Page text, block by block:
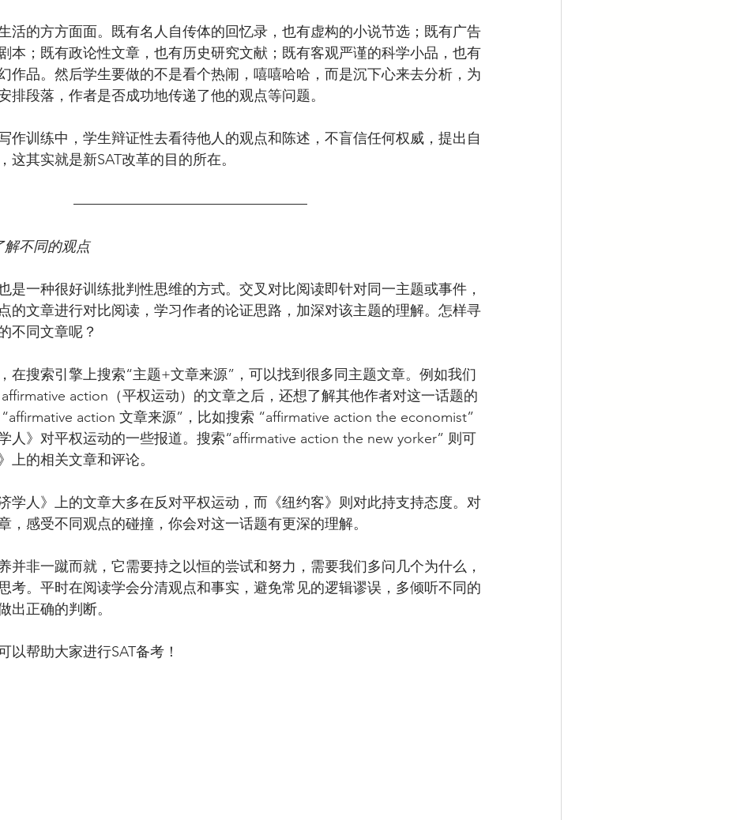
活的方方面面。既有名人自传体的回忆录，也有虚构的小说节选；既有广告
本；既有政论性文章，也有历史研究文献；既有客观严谨的科学小品，也有
作品。然后学生要做的不是看个热闹，嘻嘻哈哈，而是沉下心来去分析，为
排段落，作者是否成功地传递了他的观点等问题。
作训练中，学生辩证性去看待他人的观点和陈述，不盲信任何权威，提出自
这其实就是新SAT改革的目的所在。
解不同的观点
是一种很好训练批判性思维的方式。交叉对比阅读即针对同一主题或事件，
的文章进行对比阅读，学习作者的论证思路，加深对该主题的理解。怎样寻
不同文章呢？
在搜索引擎上搜索“主题+文章来源”，可以找到很多同主题文章。例如我们
action（平权运动）的文章之后，还想了解其他作者对这一话题的
action 文章来源”，比如搜索 “affirmative action the economist”
人》对平权运动的一些报道。搜索“affirmative action the new yorker” 则可
上的相关文章和评论。
学人》上的文章大多在反对平权运动，而《纽约客》则对此持支持态度。对
，感受不同观点的碰撞，你会对这一话题有更深的理解。
并非一蹴而就，它需要持之以恒的尝试和努力，需要我们多问几个为什么，
考。平时在阅读学会分清观点和事实，避免常见的逻辑谬误，多倾听不同的
出正确的判断。
以帮助大家进行SAT备考！